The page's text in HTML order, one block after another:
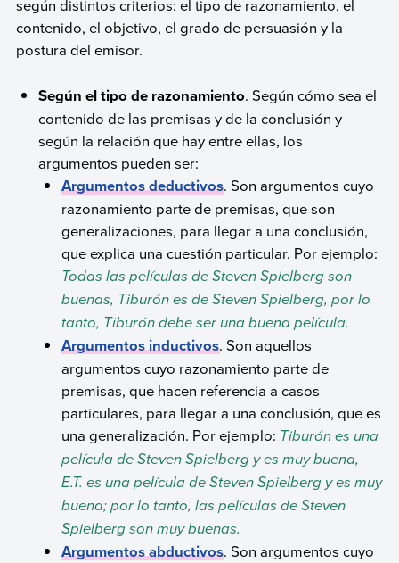
según distintos criterios: el tipo de razonamiento, el
contenido, el objetivo, el grado de persuasión y la
postura del emisor.
Según el tipo de razonamiento. Según cómo sea el
contenido de las premisas y de la conclusión y
según la relación que hay entre ellas, los
argumentos pueden ser:
Argumentos deductivos. Son argumentos cuyo
razonamiento parte de premisas, que son
generalizaciones, para llegar a una conclusión,
que explica una cuestión particular. Por ejemplo:
Todas las películas de Steven Spielberg son
buenas, Tiburón es de Steven Spielberg, por lo
tanto, Tiburón debe ser una buena película.
Argumentos inductivos. Son aquellos
argumentos cuyo razonamiento parte de
premisas, que hacen referencia a casos
particulares, para llegar a una conclusión, que es
una generalización. Por ejemplo: Tiburón es una
película de Steven Spielberg y es muy buena,
E.T. es una película de Steven Spielberg y es muy
buena; por lo tanto, las películas de Steven
Spielberg son muy buenas.
Argumentos abductivos. Son argumentos cuyo